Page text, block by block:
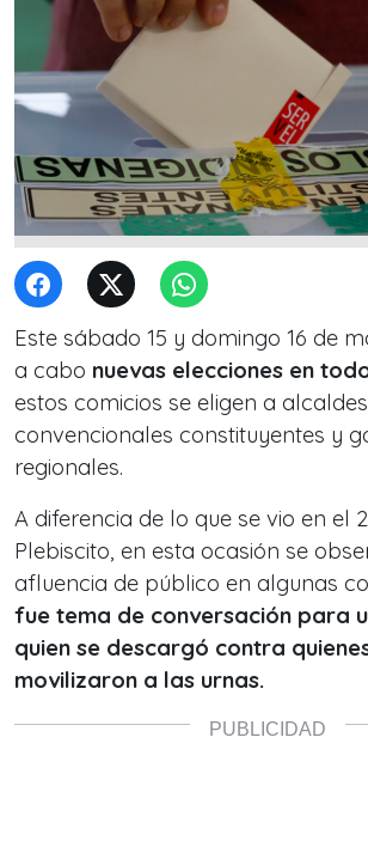
Este sábado 15 y domingo 16 de
a cabo nuevas elecciones en
estos comicios se eligen a
convencionales constituyentes y
regionales.
A diferencia de lo que se vio en el
Plebiscito, en esta ocasión se
afluencia de público en algunas
fue tema de conversación para
quien se descargó contra
movilizaron a las urnas.